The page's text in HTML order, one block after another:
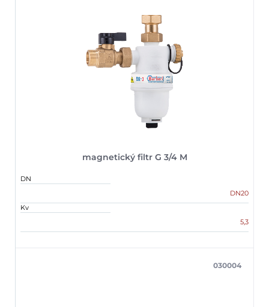
magnetický filtr G 3/4 M
DN
DN20
Kv
5,3
030004